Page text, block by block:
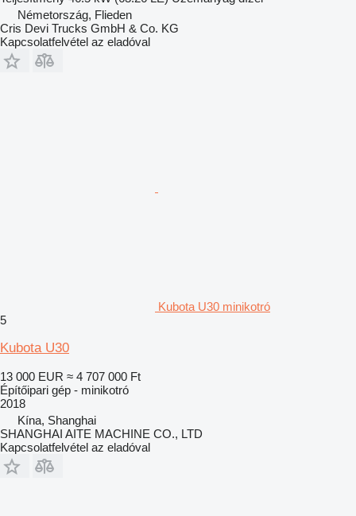
Németország, Flieden
Cris Devi Trucks GmbH & Co. KG
Kapcsolatfelvétel az eladóval
Kubota U30 minikotró
5
Kubota U30
13 000 EUR ≈ 4 707 000 Ft
Építőipari gép - minikotró
2018
Kína, Shanghai
SHANGHAI AITE MACHINE CO., LTD
Kapcsolatfelvétel az eladóval